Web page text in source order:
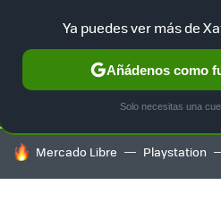
SELECCIÓN GAMING HOME
HOY SE HABLA DE
Mercado Libre Playstation
Ya puedes ver más de
Añádenos como
Solo necesitas una